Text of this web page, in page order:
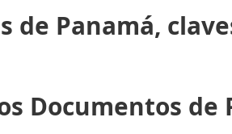
de Panamá,
Documentos de